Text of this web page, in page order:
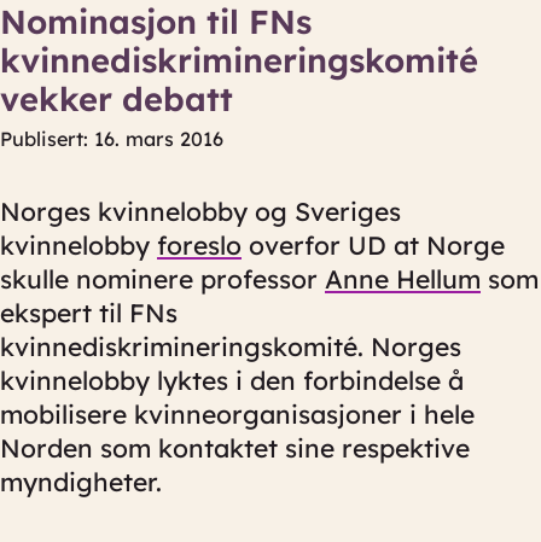
Nominasjon til FNs
kvinnediskrimineringskomité
vekker debatt
Publisert: 16. mars 2016
Norges kvinnelobby og Sveriges
kvinnelobby foreslo overfor UD at Norge
skulle nominere professor Anne Hellum som
ekspert til FNs
kvinnediskrimineringskomité. Norges
kvinnelobby lyktes i den forbindelse å
mobilisere kvinneorganisasjoner i hele
Norden som kontaktet sine respektive
myndigheter.